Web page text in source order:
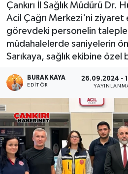
Çankırı İl Sağlık Müdürü Dr.
Acil Çağrı Merkezi'ni ziyaret
görevdeki personelin
müdahalelerde saniyelerin
Sarıkaya, sağlık ekibine özel
BURAK KAYA
EDITÖR
26.09.2024 -